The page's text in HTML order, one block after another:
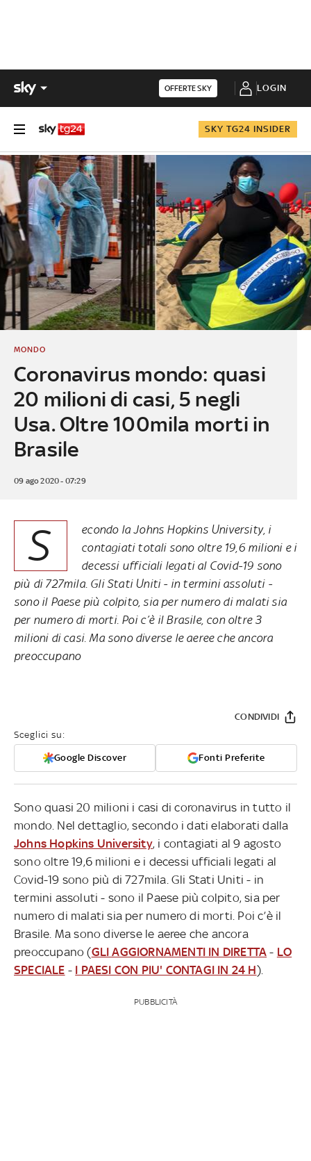
OFFERTE SKY LOGIN
SKY TG24 INSIDER
Coronavirus mondo: quasi
20 milioni di casi, 5 negli
Usa. Oltre 100mila morti in
Brasile
MONDO
09 ago 2020 - 07:29
S
econdo la Johns Hopkins University, i
contagiati totali sono oltre 19,6 milioni e i
decessi ufficiali legati al Covid-19 sono
più di 727mila. Gli Stati Uniti - in termini assoluti -
sono il Paese più colpito, sia per numero di malati sia
per numero di morti. Poi c’è il Brasile, con oltre 3
milioni di casi. Ma sono diverse le aeree che ancora
preoccupano
Sceglici su:
Google Discover Fonti Preferite
CONDIVIDI
Sono quasi 20 milioni i casi di coronavirus in tutto il
mondo. Nel dettaglio, secondo i dati elaborati dalla
Johns Hopkins University, i contagiati al 9 agosto
sono oltre 19,6 milioni e i decessi ufficiali legati al
Covid-19 sono più di 727mila. Gli Stati Uniti - in
termini assoluti - sono il Paese più colpito, sia per
numero di malati sia per numero di morti. Poi c’è il
Brasile. Ma sono diverse le aeree che ancora
preoccupano (GLI AGGIORNAMENTI IN DIRETTA - LO
SPECIALE - I PAESI CON PIU' CONTAGI IN 24 H).
PUBBLICITÀ